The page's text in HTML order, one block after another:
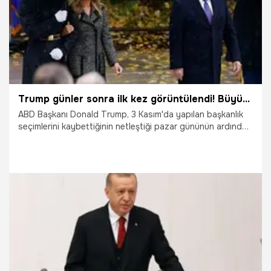
karşıya. Gerekirse biz tüm mühimmatla buraya uçağı
indireceğiz. Ben de dedim ki, biz buna ortak olamayız. O
olay ile birlikte binlerce Kürt kardeşimiz o olay neticesinde
öldü. Biz ona rağmen kapılarımızı açtık. Onbinlerce Kobanili
Kürt kardeşimiz hala bizim topraklarımızda." dedi.
Trump günler sonra ilk kez görüntülendi! Büyük bir gafa imza attı
ABD Başkanı Donald Trump, 3 Kasım'da yapılan başkanlık
seçimlerini kaybettiğinin netleştiği pazar gününün ardından
katılan Trump, büyük bir gafa imza attı.
Dünya